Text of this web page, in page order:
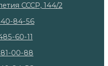
СССР, 144/2
84-56
60-11
00-88